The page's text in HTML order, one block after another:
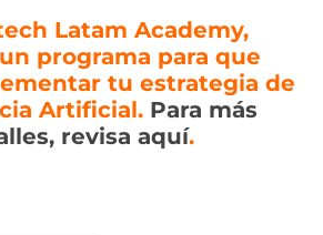
Latam Academy,
programa para que
tu estrategia de
Artificial. Para más
revisa aquí.